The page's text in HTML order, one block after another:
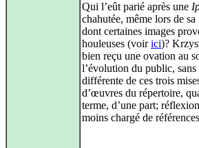
Qui l’eût parié après une
chahutée, même lors de
dont certaines images
houleuses (voirici)?
bien reçu une ovation au
l’évolution du public,
différente de ces trois
d’œuvres du répertoire,
terme, d’une part;
moins chargé de